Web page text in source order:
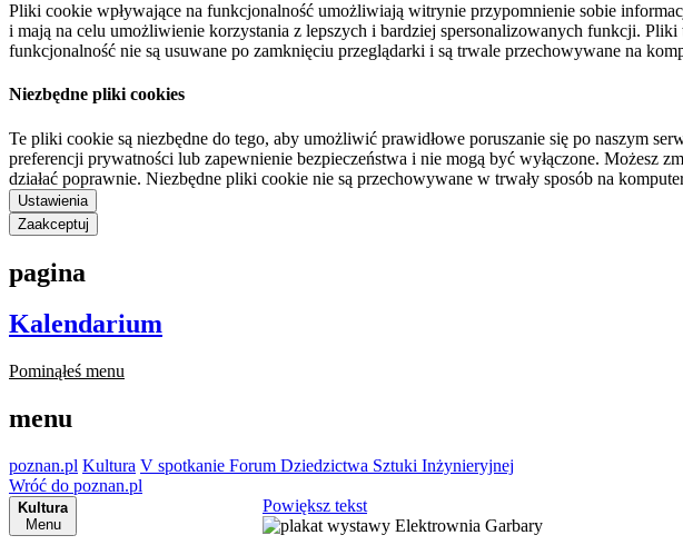
Pliki cookie wpływające na funkcjonalność umożliwiają witrynie przypomnienie sobie
i mają na celu umożliwienie korzystania z lepszych i bardziej spersonalizowanych funkcji.
funkcjonalność nie są usuwane po zamknięciu przeglądarki i są trwale przechowywane na
Niezbędne pliki cookies
Te pliki cookie są niezbędne do tego, aby umożliwić prawidłowe poruszanie się po naszym
preferencji prywatności lub zapewnienie bezpieczeństwa i nie mogą być wyłączone. Możesz
działać poprawnie. Niezbędne pliki cookie nie są przechowywane w trwały sposób na
Ustawienia
Zaakceptuj
pagina
Kalendarium
Pominąłeś menu
menu
poznan.pl Kultura V spotkanie Forum Dziedzictwa Sztuki Inżynieryjnej
Wróć do poznan.pl
Kultura
Menu
Powiększ tekst